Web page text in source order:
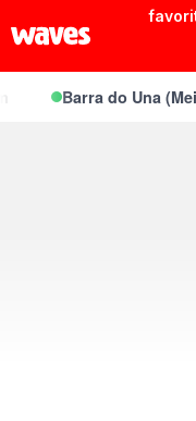
Barra do Una (Meio)